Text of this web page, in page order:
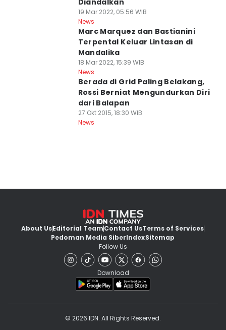
Diandalkan
19 Mar 2022, 05:56 WIB
News
Marc Marquez dan Bastianini
Terpental Keluar Lintasan di
Mandalika
18 Mar 2022, 15:39 WIB
News
Berada di Grid Paling Belakang,
Rossi Berniat Mengundurkan Diri
dari Balapan
27 Okt 2015, 18:30 WIB
News
About UsEditorial TeamContact UsTerms of Services
Pedoman Media SiberIndexSitemap
Follow Us
Download
© 2026 IDN. All Rights Reserved.